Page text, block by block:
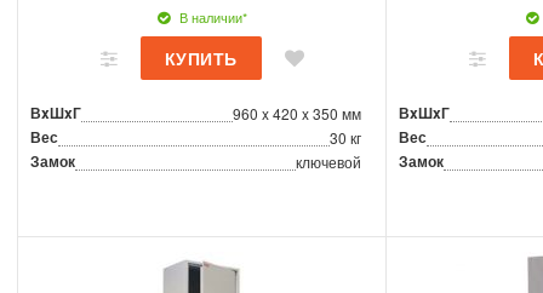
В наличии*
ВxШxГ 960 x 420 x 350 мм
Вес 30 кг
Замок ключевой
ВxШxГ
Вес
Замок